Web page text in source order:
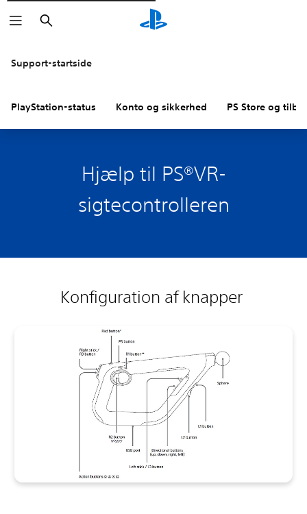
Søg
Support-startside
PlayStation-status Konto og sikkerhed PS Store og
Hjælp til PS®VR-
sigtecontrolleren
Konfiguration af knapper